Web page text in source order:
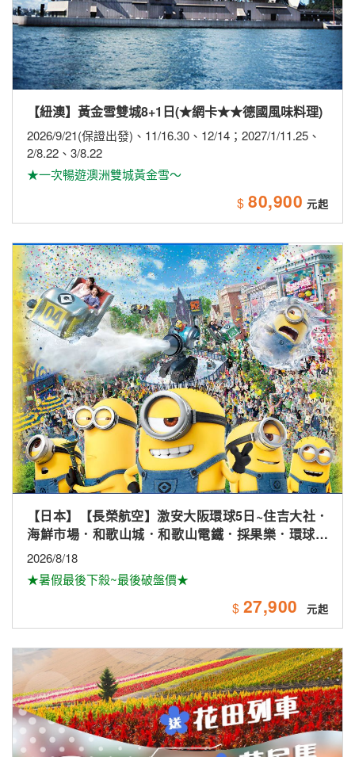
【紐澳】黃金雪雙城8+1日(★網卡★★德國風味料理)
2026/9/21(保證出發)、11/16.30、12/14；2027/1/11.25、
2/8.22、3/8.22
★一次暢遊澳洲雙城黃金雪～
$ 80,900
【日本】【長榮航空】激安大阪環球5日~住吉大社．
海鮮市場．和歌山城．和歌山電鐵．採果樂．環球影
城
2026/8/18
★暑假最後下殺~最後破盤價★
$ 27,900